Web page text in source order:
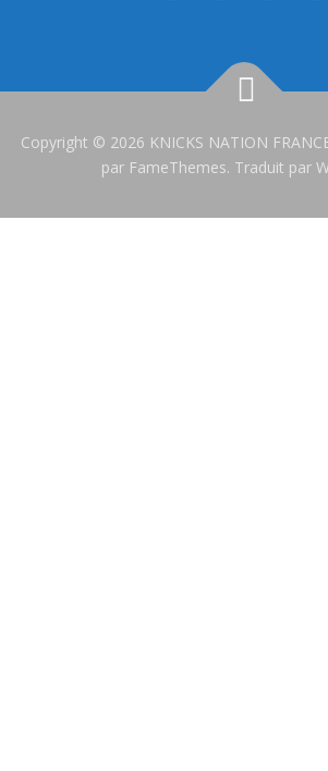
Copyright © 2026 KNICKS NATION
par FameThemes. Traduit par